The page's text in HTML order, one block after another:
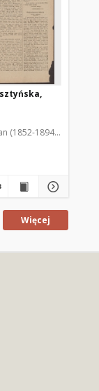
(1852-1894). Red.
Więcej